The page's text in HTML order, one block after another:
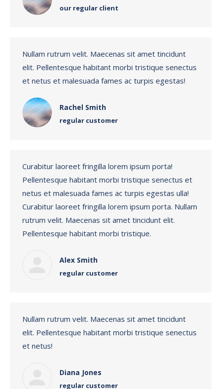
our regular client
Nullam rutrum velit. Maecenas sit amet tincidunt
elit. Pellentesque habitant morbi tristique senectus
et netus et malesuada fames ac turpis egestas!
Rachel Smith
regular customer
Curabitur laoreet fringilla lorem ipsum porta!
Pellentesque habitant morbi tristique senectus et
netus et malesuada fames ac turpis egestas ulla!
Curabitur laoreet fringilla lorem ipsum porta. Nullam
rutrum velit. Maecenas sit amet tincidunt elit.
Pellentesque habitant morbi tristique.
Alex Smith
regular customer
Nullam rutrum velit. Maecenas sit amet tincidunt
elit. Pellentesque habitant morbi tristique senectus
et netus!
Diana Jones
regular customer